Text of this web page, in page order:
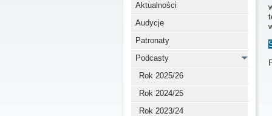
Aktualności
Audycje
Patronaty
Podcasty
Rok 2025/26
Rok 2024/25
Rok 2023/24